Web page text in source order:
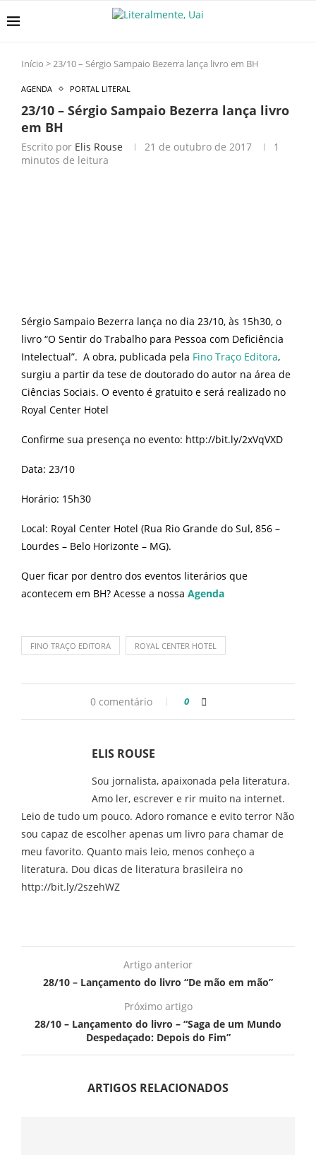
Início >23/10 – Sérgio Sampaio Bezerra lança livro em BH
AGENDA PORTAL LITERAL
23/10 – Sérgio Sampaio Bezerra lança livro
em BH
Escrito por Elis Rouse 21 de outubro de 2017
1
minutos de leitura
Sérgio Sampaio Bezerra lança no dia 23/10, às 15h30, o
livro “O Sentir do Trabalho para Pessoa com Deficiência
Intelectual”. A obra, publicada pela Fino Traço Editora,
surgiu a partir da tese de doutorado do autor na área de
Ciências Sociais. O evento é gratuito e será realizado no
Royal Center Hotel
Confirme sua presença no evento: http://bit.ly/2xVqVXD
Data: 23/10
Horário: 15h30
Local: Royal Center Hotel (Rua Rio Grande do Sul, 856 –
Lourdes – Belo Horizonte – MG).
Quer ficar por dentro dos eventos literários que
acontecem em BH? Acesse a nossa Agenda
FINO TRAÇO EDITORA ROYAL CENTER HOTEL
0 comentário 0
ELIS ROUSE
Sou jornalista, apaixonada pela literatura.
Amo ler, escrever e rir muito na internet.
Leio de tudo um pouco. Adoro romance e evito terror Não
sou capaz de escolher apenas um livro para chamar de
meu favorito. Quanto mais leio, menos conheço a
literatura. Dou dicas de literatura brasileira no
http://bit.ly/2szehWZ
Artigo anterior
28/10 – Lançamento do livro “De mão em mão”
Próximo artigo
28/10 – Lançamento do livro – “Saga de um Mundo
Despedaçado: Depois do Fim”
ARTIGOS RELACIONADOS